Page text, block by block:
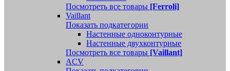
Посмотреть все товары [Ferroli]
Vaillant
Показать подкатегории
Настенные одноконтурные
Настенные двухконтурные
Посмотреть все товары [Vaillant]
ACV